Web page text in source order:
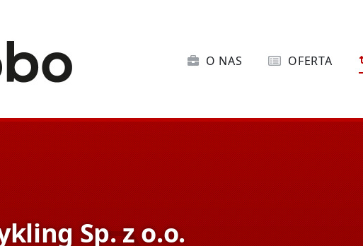
O NAS OFERTA
Sp. z o.o.